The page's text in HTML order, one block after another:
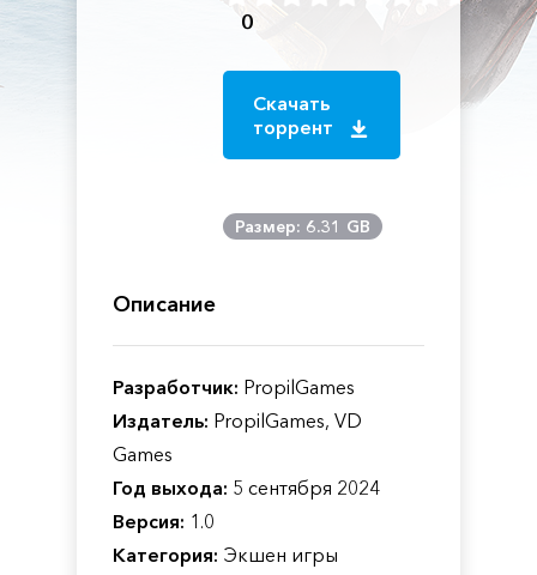
0
Скачать
торрент
Размер: 6.31 GB
Описание
Разработчик: PropilGames
Издатель: PropilGames, VD
Games
Год выхода: 5 сентября 2024
Версия: 1.0
Категория: Экшен игры